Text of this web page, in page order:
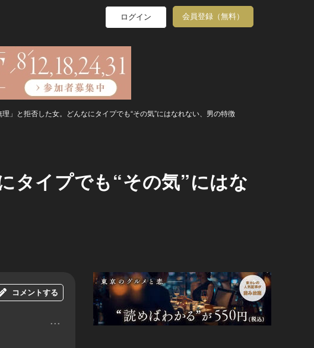
ログイン 会員登録（無料）
」と拒否した女。どんなにタイプでも“その気”にはなれない、男の特徴
タイプでも“その気”にはな
コメントする
...